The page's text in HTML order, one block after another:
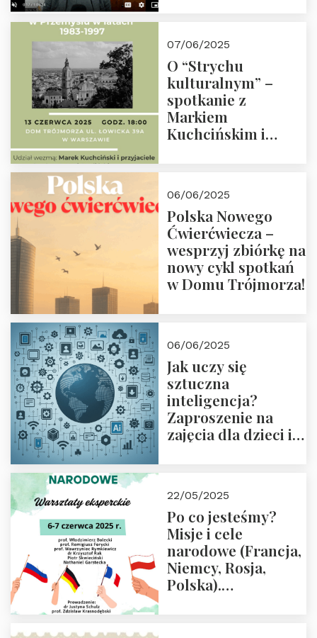
07/06/2025
O “Strychu
kulturalnym” –
spotkanie z
Markiem
Kuchcińskim i
18:00
06/06/2025
Polska Nowego
Ćwierćwiecza –
wesprzyj zbiórkę na
nowy cykl spotkań
w Domu Trójmorza!
06/06/2025
Jak uczy się
sztuczna
inteligencja?
Zaproszenie na
zajęcia dla dzieci i
22/05/2025
Po co jesteśmy?
Misje i cele
narodowe (Francja,
Niemcy, Rosja,
Polska).